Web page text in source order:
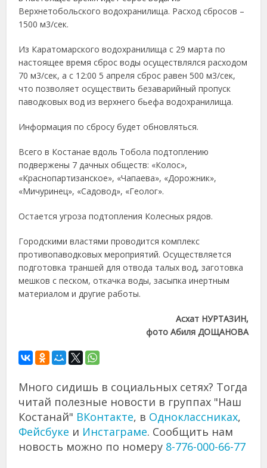
Верхнетобольского водохранилища. Расход сбросов –
1500 м3/сек.
Из Каратомарского водохранилища с 29 марта по
настоящее время сброс воды осуществлялся расходом
70 м3/сек, а с 12:00 5 апреля сброс равен 500 м3/сек,
что позволяет осуществить безаварийный пропуск
паводковых вод из верхнего бьефа водохранилища.
Информация по сбросу будет обновляться.
Всего в Костанае вдоль Тобола подтоплению
подвержены 7 дачных обществ: «Колос»,
«Краснопартизанское», «Чапаева», «Дорожник»,
«Мичуринец», «Садовод», «Геолог».
Остается угроза подтопления Колесных рядов.
Городскими властями проводится комплекс
противопаводковых мероприятий. Осуществляется
подготовка траншей для отвода талых вод, заготовка
мешков с песком, откачка воды, засыпка инертным
материалом и другие работы.
Асхат НУРТАЗИН,
фото Абиля ДОЩАНОВА
Много сидишь в социальных сетях? Тогда
читай полезные новости в группах "Наш
Костанай" ВКонтакте, в Одноклассниках,
Фейсбуке и Инстаграме. Сообщить нам
новость можно по номеру 8-776-000-66-77